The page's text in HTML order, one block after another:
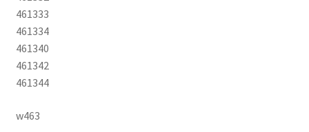
461333
461334
461340
461342
461344
w463